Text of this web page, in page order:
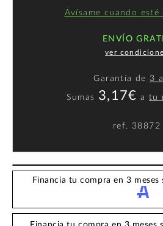
Avísame cuando esté
ENVÍO
ver
Garantía de 3
Sumas 3,17€ atu
ref. 38872
Financia tu compra en 3